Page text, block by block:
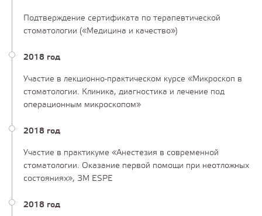
Подтверждение сертификата по терапевтической
стоматологии («Медицина и качество»)
2018 год
Участие в лекционно-практическом курсе «Микроскоп в
стоматологии. Клиника, диагностика и лечение под
операционным микроскопом»
2018 год
Участие в практикуме «Анестезия в современной
стоматологии. Оказание первой помощи при неотложных
состояниях», ЗМ ESPE
2018 год